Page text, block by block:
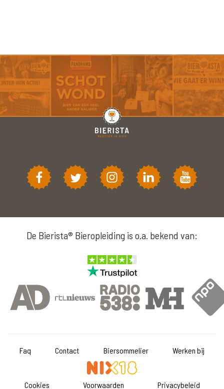
De Bierista® Bieropleiding is o.a. bekend van:
Faq Contact Biersommelier Werken bij
Cookies Voorwaarden Privacybeleid